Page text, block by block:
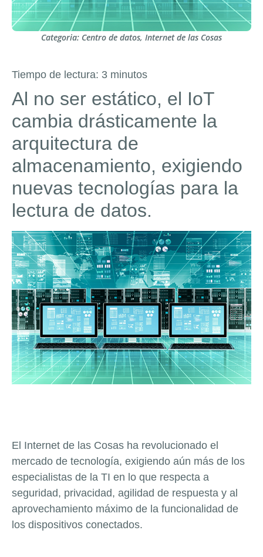
Categoria: Centro de datos, Internet de las Cosas
Tiempo de lectura: 3 minutos
Al no ser estático, el IoT
cambia drásticamente la
arquitectura de
almacenamiento, exigiendo
nuevas tecnologías para la
lectura de datos.
El Internet de las Cosas ha revolucionado el
mercado de tecnología, exigiendo aún más de los
especialistas de la TI en lo que respecta a
seguridad, privacidad, agilidad de respuesta y al
aprovechamiento máximo de la funcionalidad de
los dispositivos conectados.